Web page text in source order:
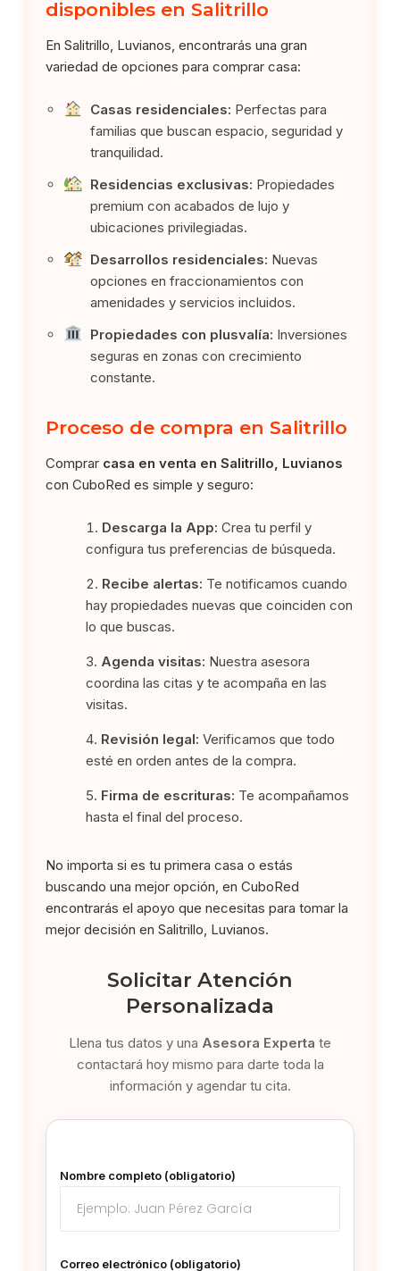
disponibles en Salitrillo
En Salitrillo, Luvianos, encontrarás una gran
variedad de opciones para comprar casa:
Casas residenciales: Perfectas para
familias que buscan espacio, seguridad y
tranquilidad.
Residencias exclusivas: Propiedades
premium con acabados de lujo y
ubicaciones privilegiadas.
Desarrollos residenciales: Nuevas
opciones en fraccionamientos con
amenidades y servicios incluidos.
Propiedades con plusvalía: Inversiones
seguras en zonas con crecimiento
constante.
Proceso de compra en Salitrillo
Comprar casa en venta en Salitrillo, Luvianos
con CuboRed es simple y seguro:
Descarga la App: Crea tu perfil y
configura tus preferencias de búsqueda.
Recibe alertas: Te notificamos cuando
hay propiedades nuevas que coinciden con
lo que buscas.
Agenda visitas: Nuestra asesora
coordina las citas y te acompaña en las
visitas.
Revisión legal: Verificamos que todo
esté en orden antes de la compra.
Firma de escrituras: Te acompañamos
hasta el final del proceso.
No importa si es tu primera casa o estás
buscando una mejor opción, en CuboRed
encontrarás el apoyo que necesitas para tomar la
mejor decisión en Salitrillo, Luvianos.
Solicitar Atención
Personalizada
Llena tus datos y una Asesora Experta te
contactará hoy mismo para darte toda la
información y agendar tu cita.
Nombre completo (obligatorio)
Correo electrónico (obligatorio)